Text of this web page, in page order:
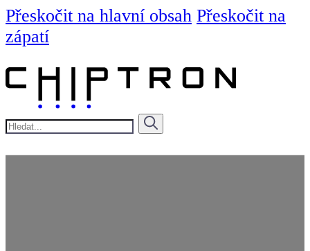
Přeskočit na hlavní obsah Přeskočit na
zápatí
Hledat